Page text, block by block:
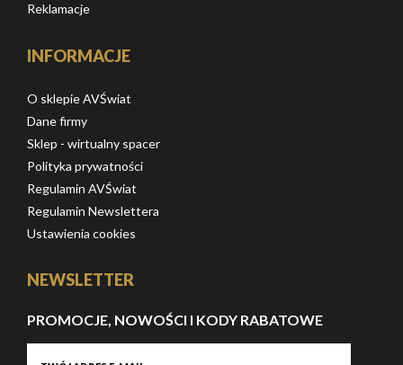
Reklamacje
INFORMACJE
O sklepie AVŚwiat
Dane firmy
Sklep - wirtualny spacer
Polityka prywatności
Regulamin AVŚwiat
Regulamin Newslettera
Ustawienia cookies
NEWSLETTER
PROMOCJE, NOWOŚCI I KODY RABATOWE